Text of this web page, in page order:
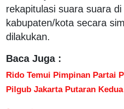
rekapitulasi suara suara
kabupaten/kota secara
dilakukan.
Baca Juga :
Rido Temui Pimpinan Partai
Pilgub Jakarta Putaran Kedua